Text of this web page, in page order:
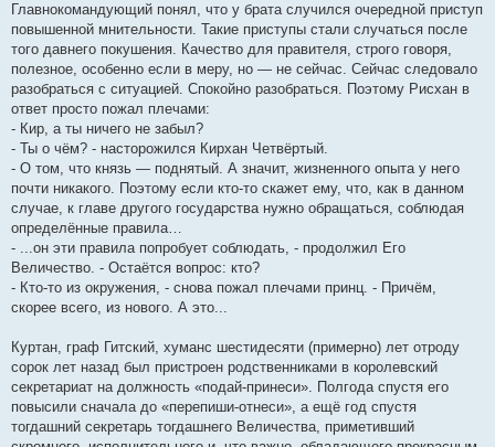
Главнокомандующий понял, что у брата случился очередной приступ
повышенной мнительности. Такие приступы стали случаться после
того давнего покушения. Качество для правителя, строго говоря,
полезное, особенно если в меру, но — не сейчас. Сейчас следовало
разобраться с ситуацией. Спокойно разобраться. Поэтому Рисхан в
ответ просто пожал плечами:
- Кир, а ты ничего не забыл?
- Ты о чём? - насторожился Кирхан Четвёртый.
- О том, что князь — поднятый. А значит, жизненного опыта у него
почти никакого. Поэтому если кто-то скажет ему, что, как в данном
случае, к главе другого государства нужно обращаться, соблюдая
определённые правила…
- ...он эти правила попробует соблюдать, - продолжил Его
Величество. - Остаётся вопрос: кто?
- Кто-то из окружения, - снова пожал плечами принц. - Причём,
скорее всего, из нового. А это...
Куртан, граф Гитский, хуманс шестидесяти (примерно) лет отроду
сорок лет назад был пристроен родственниками в королевский
секретариат на должность «подай-принеси». Полгода спустя его
повысили сначала до «перепиши-отнеси», а ещё год спустя
тогдашний секретарь тогдашнего Величества, приметивший